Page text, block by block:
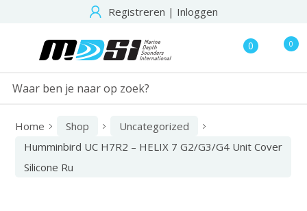
Registreren | Inloggen
0 0
Home Shop
Uncategorized
Humminbird UC H7R2 – HELIX 7 G2/G3/G4 Unit Cover
Silicone Ru